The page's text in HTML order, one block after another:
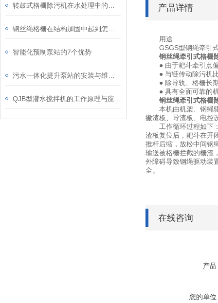
智能化预制泵站的7个优势
产品详情
用途
GSGS型钢绳牵引式
钢丝绳牵引式格栅
● 由于耙斗牵引点偏
● 与链传动除污机比
● 除导轨、格栅长期
● 具有全面可靠的机
钢丝绳牵引式格栅
本机由机架、钢绳驱
撇渣板、导渣板、电控
工作循环过程如下：
渣板复位后，耙斗在开
推杆后缩，放松中间钢
输送被格栅拦截的栅渣
外障碍导致钢绳驱动装
全。
在线咨询
产品
您的单位